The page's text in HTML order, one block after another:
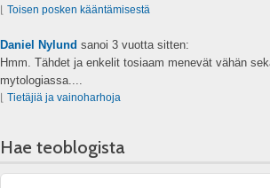
Toisen posken kääntämisestä
Daniel Nylund sanoi 3 vuotta sitten:
Hmm. Tähdet ja enkelit tosiaam menevät vähän
mytologiassa....
Tietäjiä ja vainoharhoja
Hae teoblogista